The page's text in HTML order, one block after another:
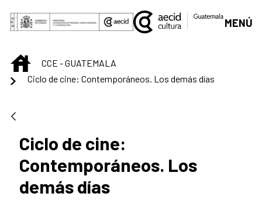
Saltar al contenido principal
MENÚ
INICIOCCE - GUATEMALA
Ciclo de cine: Contemporáneos. Los demás días
Ciclo de cine:
Contemporáneos. Los
demás días